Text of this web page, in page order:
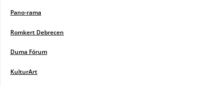
Pano-rama
Romkert Debrecen
Duma Fórum
KulturArt